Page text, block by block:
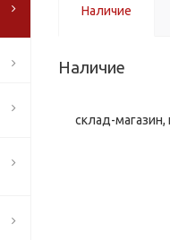
Наличие
Наличие
склад-магазин,